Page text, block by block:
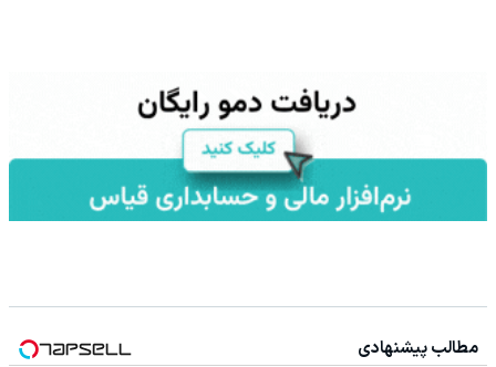
مطالب پیشنهادی